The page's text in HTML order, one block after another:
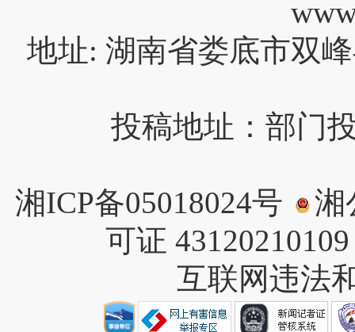
地址: 湖南省娄底市双
投稿地址：部门
湘ICP备05018024号
湘
可证
互联网违法